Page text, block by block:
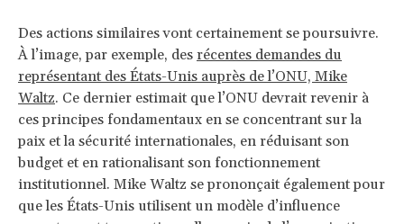
Des actions similaires vont certainement se poursuivre.
À l’image, par exemple, des récentes demandes du
représentant des États-Unis auprès de l’ONU, Mike
Waltz. Ce dernier estimait que l’ONU devrait revenir à
ces principes fondamentaux en se concentrant sur la
paix et la sécurité internationales, en réduisant son
budget et en rationalisant son fonctionnement
institutionnel. Mike Waltz se prononçait également pour
que les États-Unis utilisent un modèle d’influence